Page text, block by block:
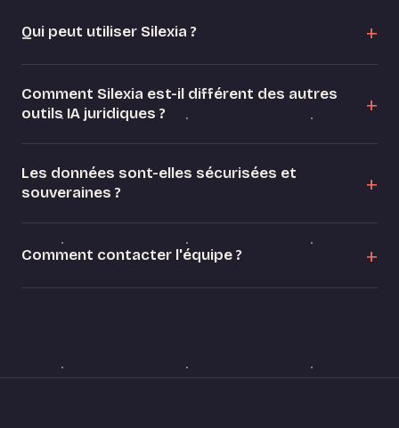
Qui peut utiliser Silexia ?
Comment Silexia est-il différent des autres
outils IA juridiques ?
Les données sont-elles sécurisées et
souveraines ?
Comment contacter l'équipe ?